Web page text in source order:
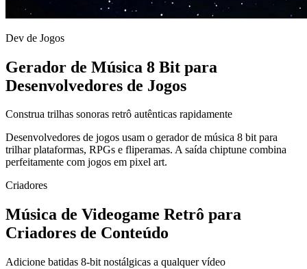
Dev de Jogos
Gerador de Música 8 Bit para
Desenvolvedores de Jogos
Construa trilhas sonoras retrô autênticas rapidamente
Desenvolvedores de jogos usam o gerador de música 8 bit para
trilhar plataformas, RPGs e fliperamas. A saída chiptune combina
perfeitamente com jogos em pixel art.
Criadores
Música de Videogame Retrô para
Criadores de Conteúdo
Adicione batidas 8-bit nostálgicas a qualquer vídeo